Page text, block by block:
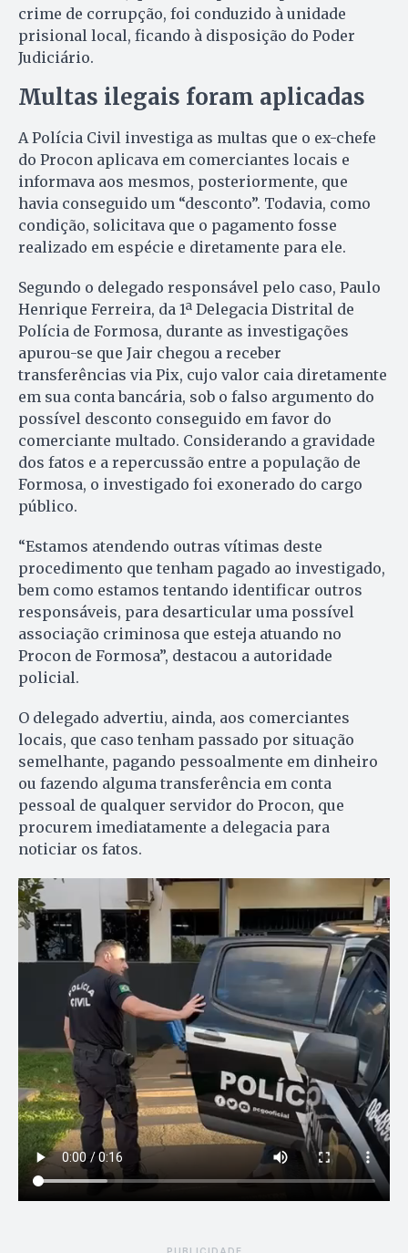
crime de corrupção, foi conduzido à unidade
prisional local, ficando à disposição do Poder
Judiciário.
Multas ilegais foram aplicadas
A Polícia Civil investiga as multas que o ex-chefe
do Procon aplicava em comerciantes locais e
informava aos mesmos, posteriormente, que
havia conseguido um “desconto”. Todavia, como
condição, solicitava que o pagamento fosse
realizado em espécie e diretamente para ele.
Segundo o delegado responsável pelo caso, Paulo
Henrique Ferreira, da 1ª Delegacia Distrital de
Polícia de Formosa, durante as investigações
apurou-se que Jair chegou a receber
transferências via Pix, cujo valor caia diretamente
em sua conta bancária, sob o falso argumento do
possível desconto conseguido em favor do
comerciante multado. Considerando a gravidade
dos fatos e a repercussão entre a população de
Formosa, o investigado foi exonerado do cargo
público.
“Estamos atendendo outras vítimas deste
procedimento que tenham pagado ao investigado,
bem como estamos tentando identificar outros
responsáveis, para desarticular uma possível
associação criminosa que esteja atuando no
Procon de Formosa”, destacou a autoridade
policial.
O delegado advertiu, ainda, aos comerciantes
locais, que caso tenham passado por situação
semelhante, pagando pessoalmente em dinheiro
ou fazendo alguma transferência em conta
pessoal de qualquer servidor do Procon, que
procurem imediatamente a delegacia para
noticiar os fatos.